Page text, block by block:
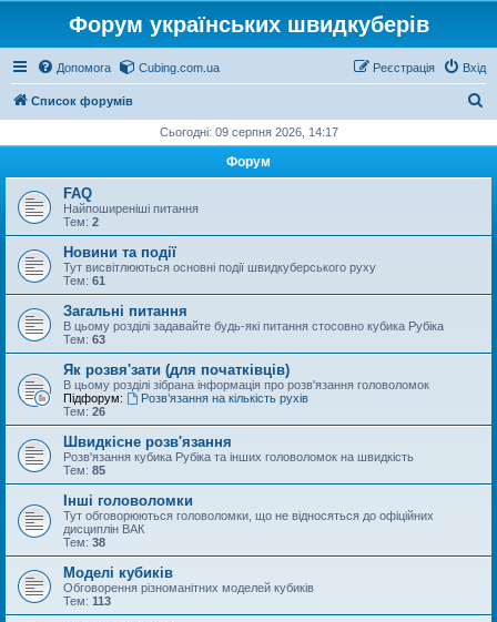
Форум українських швидкуберів
Допомога Cubing.com.ua Вхід
Реєстрація
Список форумів
у
Сьогодні: 09 серпня 2026, 14:17
Форум
FAQ
Найпоширеніші питання
Тем: 2
Новини та події
Тут висвітлюються основні події швидкуберського руху
Тем: 61
Загальні питання
В цьому розділі задавайте будь-які питання стосовно кубика Рубіка
Тем: 63
Як розвя'зати (для початківців)
В цьому розділі зібрана інформація про розв'язання головоломок
Підфорум:
Розв’язання на кількість рухів
Тем: 26
Швидкісне розв'язання
Розв'язання кубика Рубіка та інших головоломок на швидкість
Тем: 85
Інші головоломки
Тут обговорюються головоломки, що не відносяться до офіційних
дисциплін ВАК
Тем: 38
Моделі кубиків
Обговорення різноманітних моделей кубиків
Тем: 113